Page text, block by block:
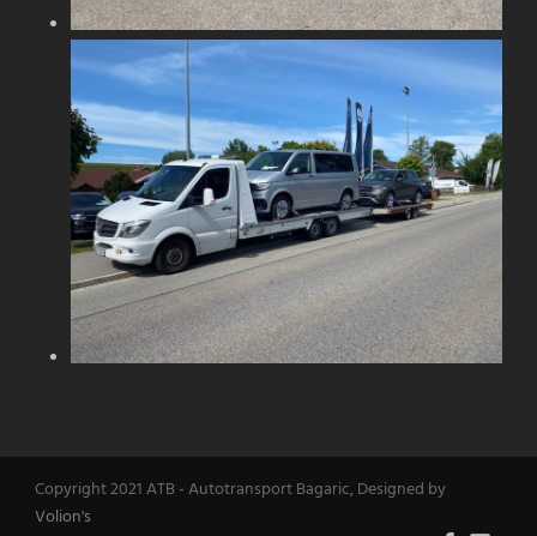
Copyright 2021 ATB - Autotransport Bagaric, Designed by
Volion's